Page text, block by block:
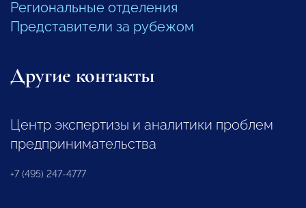
Региональные отделения
Представители за рубежом
Другие контакты
Центр экспертизы и аналитики проблем
предпринимательства
+7 (495) 247-4777